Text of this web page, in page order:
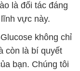
là đối tác đáng
vực này.
không chỉ
còn là bí quyết
bạn. Chúng tôi